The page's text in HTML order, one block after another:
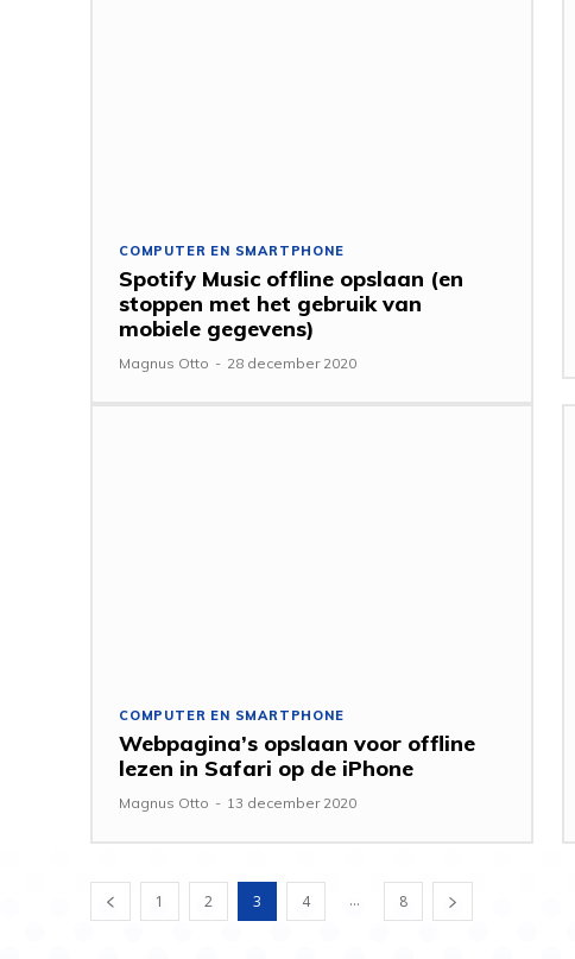
COMPUTER EN SMARTPHONE
Spotify Music offline opslaan (en
stoppen met het gebruik van
mobiele gegevens)
Magnus Otto - 28 december 2020
COMPUTER EN SMARTPHONE
Webpagina’s opslaan voor offline
lezen in Safari op de iPhone
Magnus Otto - 13 december 2020
1 2 3 4 ... 8